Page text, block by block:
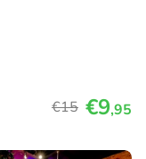
€15 €9,95